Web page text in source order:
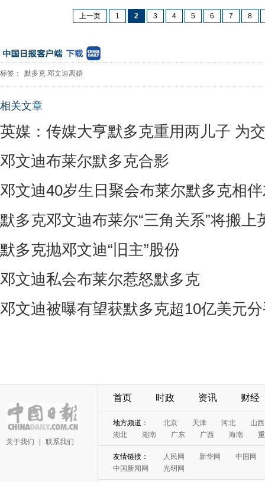
上一页 1 2 3 4 5 6 7 8
标签： 默多克 邓文迪离婚
相关文章
英媒：传媒大亨默多克重用两儿子 为
邓文迪布莱尔默多克合影
邓文迪40岁生日聚会布莱尔默多克相
默多克邓文迪布莱尔“三角关系”将搬上
默多克抛邓文迪“旧主”股份
邓文迪私会布莱尔惹怒默多克
邓文迪被曝有望获默多克超10亿美元
关于我们 联系我们
首页 时政 资讯 财经
地方频道： 北京 天津 河北
山西
湖北
湖南 广东 广西 海南
友情链接： 人民网 新华网
中国网
中国新闻网
光明网